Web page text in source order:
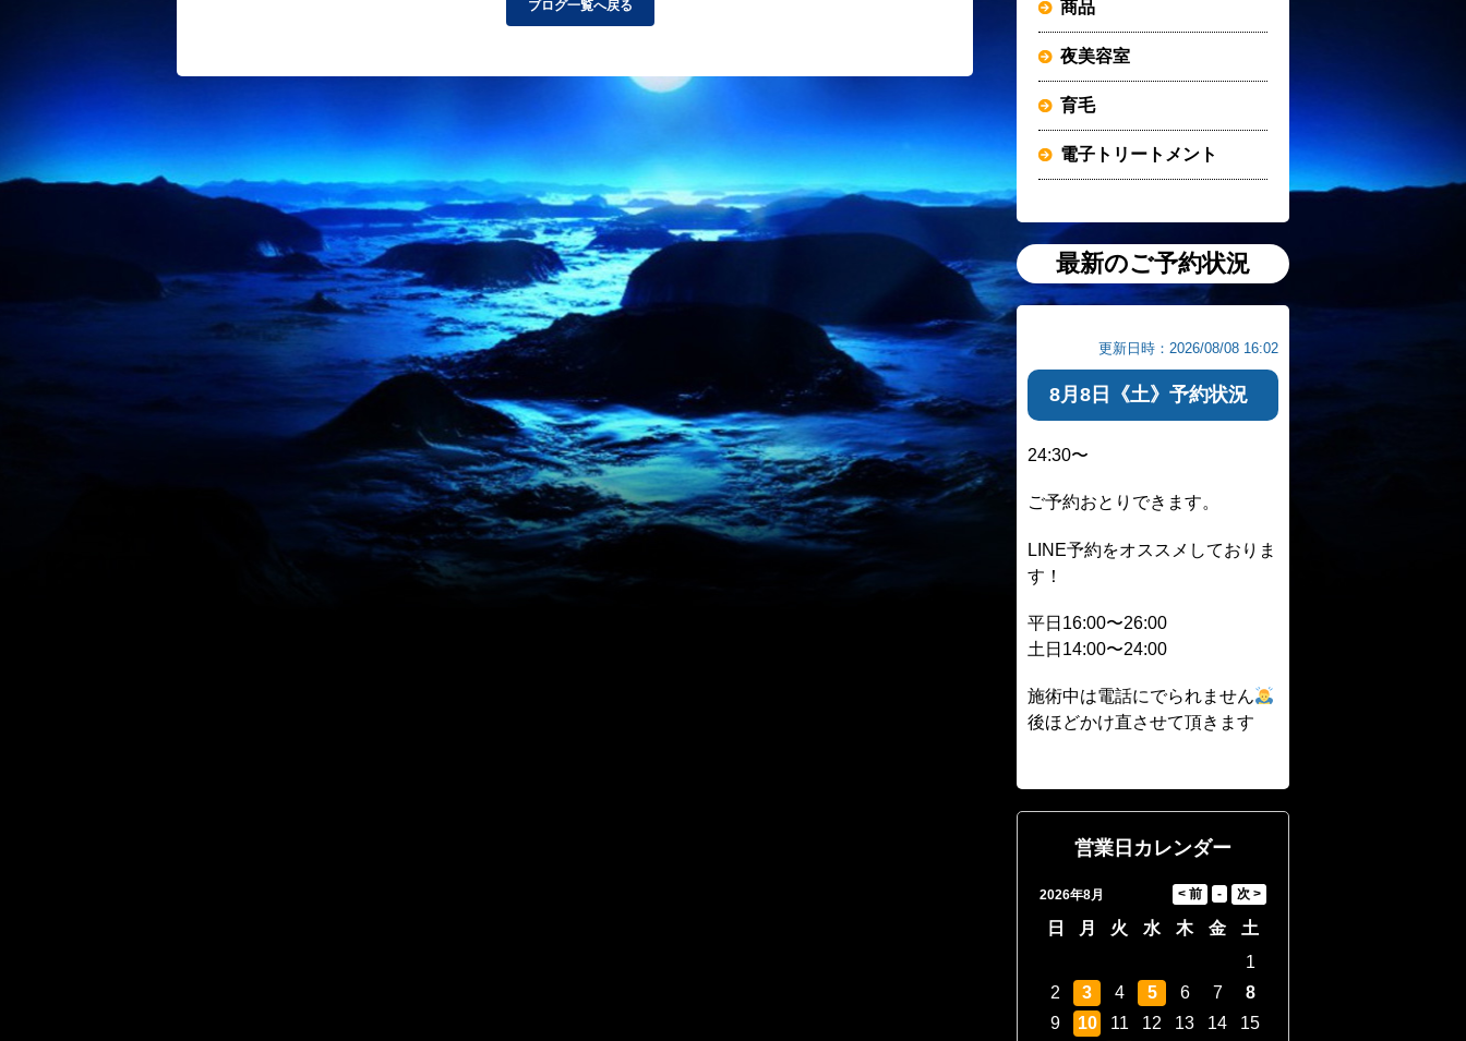
ブログ一覧へ戻る 商品
夜美容室
育毛
電子トリートメント
最新のご予約状況
更新日時：2026/08/08 16:02
8月8日《土》予約状況
24:30〜
ご予約おとりできます。
LINE予約をオススメしておりま
す！
平日16:00〜26:00
土日14:00〜24:00
施術中は電話にでられません
後ほどかけ直させて頂きます
営業日カレンダー
2026年8月
日 月 火 水 木 金
土
1
2
3 4 5 6 7
8
9
10 11 12 13 14
15